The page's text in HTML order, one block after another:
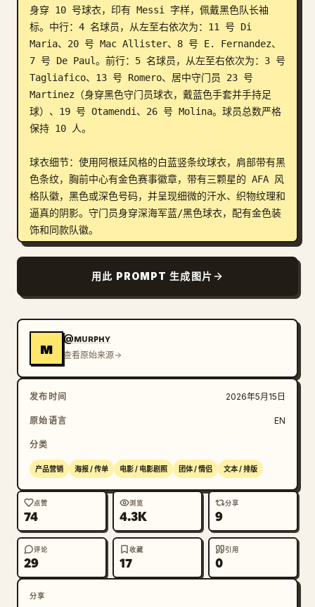
身穿 10 号球衣，印有 Messi 字样，佩戴黑色队长袖
标。中行：4 名球员，从左至右依次为：11 号 Di
Maria、20 号 Mac Allister、8 号 E. Fernandez、
7 号 De Paul。前行：5 名球员，从左至右依次为：3 号
Tagliafico、13 号 Romero、居中守门员 23 号
Martinez（身穿黑色守门员球衣，戴蓝色手套并手持足
球）、19 号 Otamendi、26 号 Molina。球员总数严格
保持 10 人。
球衣细节：使用阿根廷风格的白蓝竖条纹球衣，肩部带有黑
色条纹，胸前中心有金色赛事徽章，带有三颗星的 AFA 风
格队徽，黑色或深色号码，并呈现细微的汗水、织物纹理和
逼真的阴影。守门员身穿深海军蓝/黑色球衣，配有金色装
饰和同款队徽。
员头部后方有明亮的太阳光晕。球员后方放置一个巨大的发
光球场碗状看台，布满细小的观众灯光、雾气、蓝色烟雾和
标志与标识：左上角放置一个带有三颗星的金色 AFA 风格
队徽。右上角放置一个金色世界杯奖杯图标，下方堆叠文
字，内容严格为：“FIFA WORLD CUP 2026”。底部中心包
含一个小型的金色 AFA 风格队徽、一个垂直分隔符以及
Adidas 风格的三条纹标志。
文字内容：底部使用巨大的做旧压缩字体，颜色为灰白色，
内容严格为：“
THE WEIGHT OF GLORY.
”。下方添加一
DEFENDING THE CROWN IN 2026
”，其中
“DEFENDING” 为天蓝色，“THE CROWN IN 2026” 为暖
金色。下方添加小号白色间距大写字母的地点文字：“
UNITED STATES · CANADA · MEXICO
”。最底部添加
微小的金色间距文字：“
用此 PROMPT 生成图片
ᴍ
@ᴍᴜʀᴘʜʏ
查看原始来源
发布时间 2026年5月15日
原始语言 EN
分类
产品营销 海报 / 传单 电影 / 电影剧照 团体 / 情侣 文本 / 排版
点赞
74
浏览
4.3K
分享
9
评论
29
收藏
17
引用
0
分享